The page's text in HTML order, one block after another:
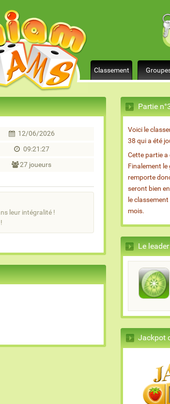
Classement
12/06/2026
09:21:27
27 joueurs
leur intégralité !
Partie
Voici le
38 qui a été
Cette partie a
Finalement
remporte
seront bien
le
mois.
Le
Jackpot